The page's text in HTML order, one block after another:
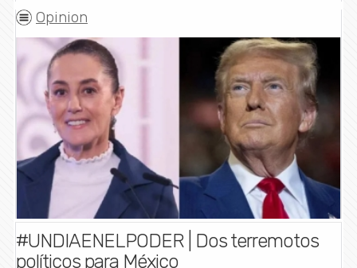
Opinion
#UNDIAENELPODER | Dos terremotos
políticos para México